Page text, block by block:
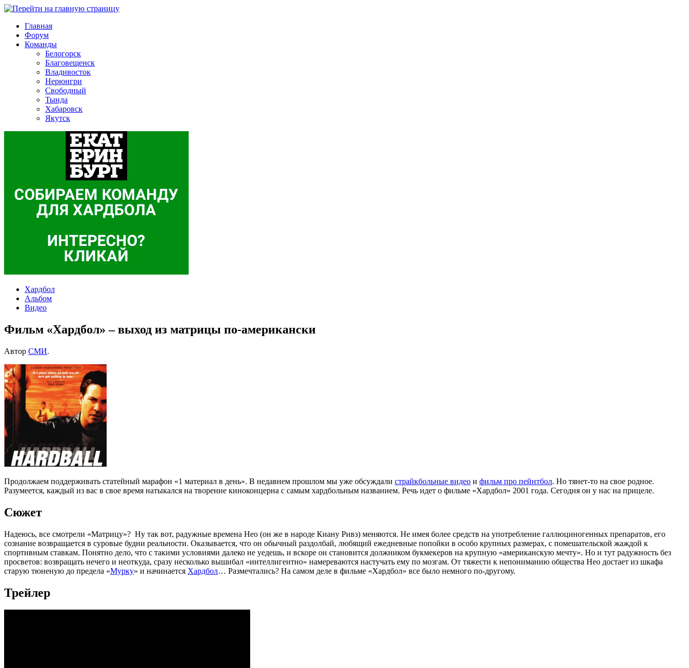
Главная
Форум
Команды
Белогорск
Благовещенск
Владивосток
Нерюнгри
Свободный
Тында
Хабаровск
Якутск
Хардбол
Альбом
Видео
Фильм «Хардбол» – выход из матрицы по-американски
Автор СМИ.
Продолжаем поддерживать статейный марафон «1 материал в день». В недавнем прошлом мы уже обсуждали страйкбольные видео и фильм про пейнтбол. Но тянет-то на свое родное.
Разумеется, каждый из вас в свое время натыкался на творение киноконцерна с самым хардбольным названием. Речь идет о фильме «Хардбол» 2001 года. Сегодня он у нас на прицеле.
Сюжет
Надеюсь, все смотрели «Матрицу»? Ну так вот, радужные времена Нео (он же в народе Киану Ривз) меняются. Не имея более средств на употребление галлюциногенных препаратов, его
сознание возвращается в суровые будни реальности. Оказывается, что он обычный раздолбай, любящий ежедневные попойки в особо крупных размерах, с помешательской жаждой к
спортивным ставкам. Понятно дело, что с такими условиями далеко не уедешь, и вскоре он становится должником букмекеров на крупную «американскую мечту». Но и тут радужность без
просветов: возвращать нечего и неоткуда, сразу несколько вышибал «интеллигентно» намереваются настучать ему по мозгам. От тяжести к непониманию общества Нео достает из шкафа
старую тюненую до предела «Мурку» и начинается Хардбол… Размечтались? На самом деле в фильме «Хардбол» все было немного по-другому.
Трейлер